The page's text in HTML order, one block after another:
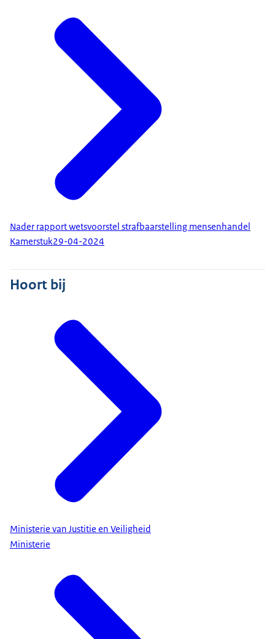
Nader rapport wetsvoorstel strafbaarstelling mensenhandel
Kamerstuk29-04-2024
Hoort bij
Ministerie van Justitie en Veiligheid
Ministerie